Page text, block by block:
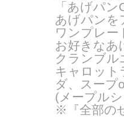
「あげパ
あげパンを
ワンプレー
お好きなあ
クランブル
キャロット
ダ、スープ
(メープル
※『全部の